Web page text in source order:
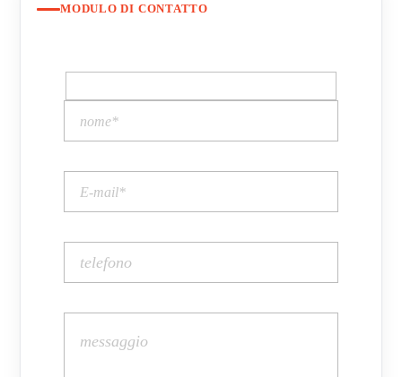
MODULO DI CONTATTO